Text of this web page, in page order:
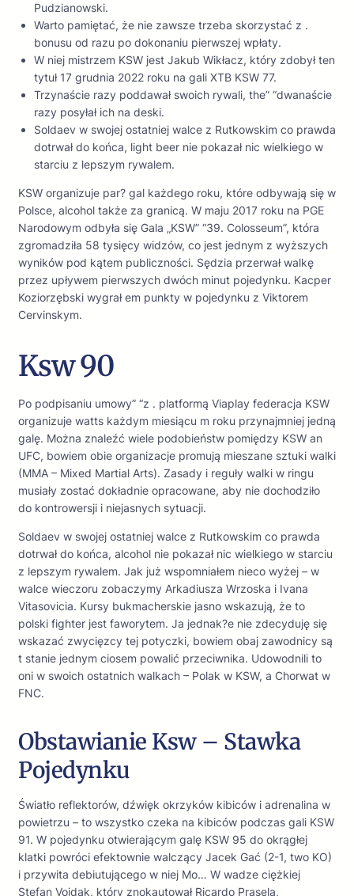
Pudzianowski.
Warto pamiętać, że nie zawsze trzeba skorzystać z .
bonusu od razu po dokonaniu pierwszej wpłaty.
W niej mistrzem KSW jest Jakub Wikłacz, który zdobył ten
tytuł 17 grudnia 2022 roku na gali XTB KSW 77.
Trzynaście razy poddawał swoich rywali, the” “dwanaście
razy posyłał ich na deski.
Soldaev w swojej ostatniej walce z Rutkowskim co prawda
dotrwał do końca, light beer nie pokazał nic wielkiego w
starciu z lepszym rywalem.
KSW organizuje par? gal każdego roku, które odbywają się w
Polsce, alcohol także za granicą. W maju 2017 roku na PGE
Narodowym odbyła się Gala „KSW” “39. Colosseum”, która
zgromadziła 58 tysięcy widzów, co jest jednym z wyższych
wyników pod kątem publiczności. Sędzia przerwał walkę
przez upływem pierwszych dwóch minut pojedynku. Kacper
Koziorzębski wygrał em punkty w pojedynku z Viktorem
Cervinskym.
Ksw 90
Po podpisaniu umowy” “z . platformą Viaplay federacja KSW
organizuje watts każdym miesiącu m roku przynajmniej jedną
galę. Można znaleźć wiele podobieństw pomiędzy KSW an
UFC, bowiem obie organizacje promują mieszane sztuki walki
(MMA – Mixed Martial Arts). Zasady i reguły walki w ringu
musiały zostać dokładnie opracowane, aby nie dochodziło
do kontrowersji i niejasnych sytuacji.
Soldaev w swojej ostatniej walce z Rutkowskim co prawda
dotrwał do końca, alcohol nie pokazał nic wielkiego w starciu
z lepszym rywalem. Jak już wspomniałem nieco wyżej – w
walce wieczoru zobaczymy Arkadiusza Wrzoska i Ivana
Vitasovicia. Kursy bukmacherskie jasno wskazują, że to
polski fighter jest faworytem. Ja jednak?e nie zdecyduję się
wskazać zwycięzcy tej potyczki, bowiem obaj zawodnicy są
t stanie jednym ciosem powalić przeciwnika. Udowodnili to
oni w swoich ostatnich walkach – Polak w KSW, a Chorwat w
FNC.
Obstawianie Ksw – Stawka
Pojedynku
Światło reflektorów, dźwięk okrzyków kibiców i adrenalina w
powietrzu – to wszystko czeka na kibiców podczas gali KSW
91. W pojedynku otwierającym galę KSW 95 do okrągłej
klatki powróci efektownie walczący Jacek Gać (2-1, two KO)
i przywita debiutującego w niej Mo… W wadze ciężkiej
Stefan Vojdak, który znokautował Ricardo Prasela,